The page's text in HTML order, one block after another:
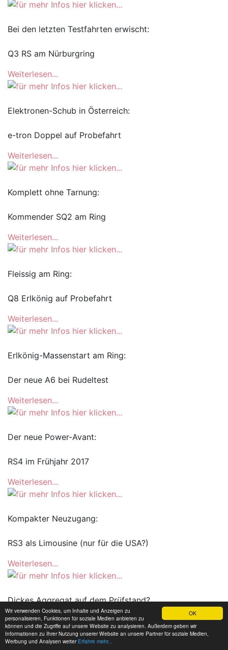
OK
Wir verwenden Cookies, um Inhalte und Anzeigen zu
personalisieren, Funktionen für soziale Medien anbieten zu
können und die Zugriffe auf unsere Website zu analysieren. Außerdem geben wir
Informationen zu Ihrer Nutzung unserer Website an unsere Partner für soziale Medien,
Werbung und Analysen weiter Erfahre mehr...
Bei den letzten Testfahrten erwischt:
Q3 RS am Nürburgring
Weiterlesen...
Elektronen-Schub in Österreich:
e-tron Doppel auf Probefahrt
Weiterlesen...
Komplett ohne Tarnung:
Kommender SQ2 am Ring
Weiterlesen...
Fleissig am Ring:
Q8 Erlkönig auf Probefahrt
Weiterlesen...
Erlkönig-Massenstart am Ring:
Der neue A6 bei Rudeltest
Weiterlesen...
Der neue Power-Avant:
RS4 im Frühjahr 2017
Weiterlesen...
Kompakter Neuzugang:
RS3 als Limousine (nur für die USA?)
Weiterlesen...
Dickes Aggregat auf dem Prüfstand?
A5 Coupé Erlkönig
Weiterlesen...